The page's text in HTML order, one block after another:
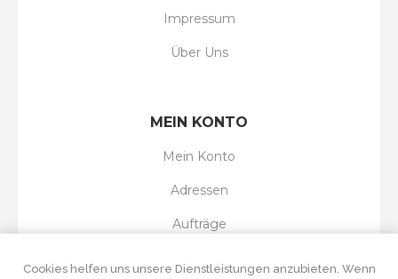
Impressum
Über Uns
MEIN KONTO
Mein Konto
Adressen
Aufträge
Cookies helfen uns unsere Dienstleistungen anzubieten. Wenn